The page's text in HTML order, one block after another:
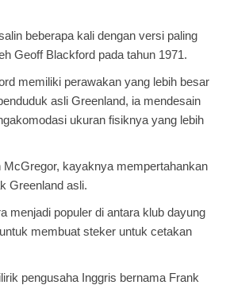
beberapa kali dengan versi paling
Geoff Blackford pada tahun 1971.
memiliki perawakan yang lebih besar
asli Greenland, ia mendesain
ukuran fisiknya yang lebih
McGregor, kayaknya mempertahankan
Greenland asli.
menjadi populer di antara klub dayung
membuat steker untuk cetakan
pengusaha Inggris bernama Frank